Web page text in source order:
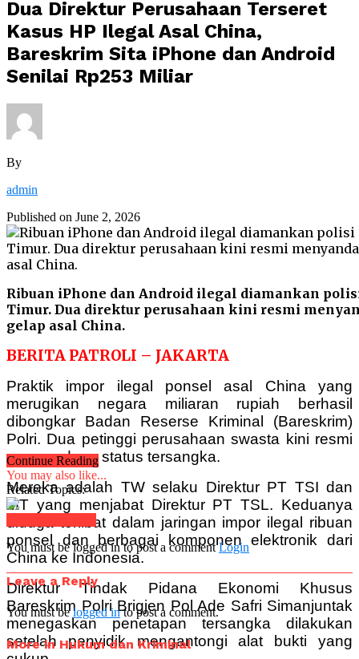
Dua Direktur Perusahaan Terseret
Kasus HP Ilegal Asal China,
Bareskrim Sita iPhone dan Android
Senilai Rp253 Miliar
By
admin
Published on June 2, 2026
Ribuan iPhone dan Android ilegal diamankan
Timur. Dua direktur perusahaan kini resmi
gelap asal China.
BERITA PATROLI – JAKARTA
Praktik impor ilegal ponsel asal China yang
merugikan negara miliaran rupiah berhasil
dibongkar Badan Reserse Kriminal (Bareskrim)
Polri. Dua petinggi perusahaan swasta kini resmi
menyandang status tersangka.
Mereka adalah TW selaku Direktur PT TSI dan
MT yang menjabat Direktur PT TSL. Keduanya
diduga terlibat dalam jaringan impor ilegal ribuan
ponsel dan berbagai komponen elektronik dari
China ke Indonesia.
Direktur Tindak Pidana Ekonomi Khusus
Bareskrim Polri Brigjen Pol Ade Safri Simanjuntak
menegaskan penetapan tersangka dilakukan
setelah penyidik mengantongi alat bukti yang
Continue Reading
You may also like...
Related Topics:
You must be logged in to post a commentLogin
Leave a Reply
You must belogged into post a comment.
More in Hukum dan Kriminal